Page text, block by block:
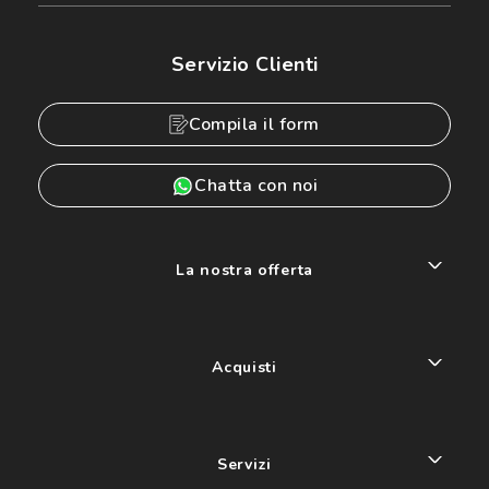
Servizio Clienti
Compila il form
Chatta con noi
La nostra offerta
Acquisti
Servizi